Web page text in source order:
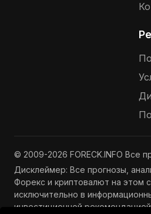
© 2009-2026 FORECK.INFO Все
Дисклеймер: Все прогнозы,
Форекс и криптовалют на этом
исключительно в
инвестиционной